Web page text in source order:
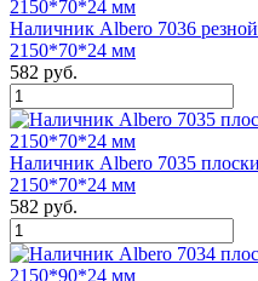
Наличник Albero 7036
2150*70*24 мм
582 руб.
Наличник Albero 7035
2150*70*24 мм
582 руб.